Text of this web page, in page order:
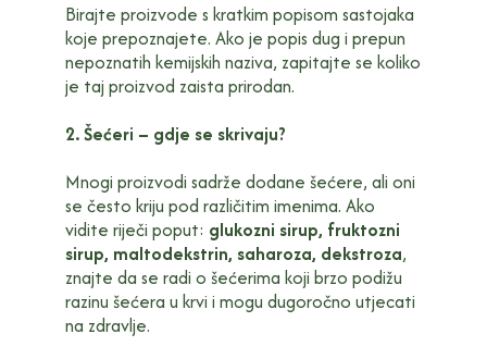
Birajte proizvode s kratkim popisom sastojaka
koje prepoznajete. Ako je popis dug i prepun
nepoznatih kemijskih naziva, zapitajte se koliko
je taj proizvod zaista prirodan.
2. Šećeri – gdje se skrivaju?
Mnogi proizvodi sadrže dodane šećere, ali oni
se često kriju pod različitim imenima. Ako
vidite riječi poput: glukozni sirup, fruktozni
sirup, maltodekstrin, saharoza, dekstroza,
znajte da se radi o šećerima koji brzo podižu
razinu šećera u krvi i mogu dugoročno utjecati
na zdravlje.